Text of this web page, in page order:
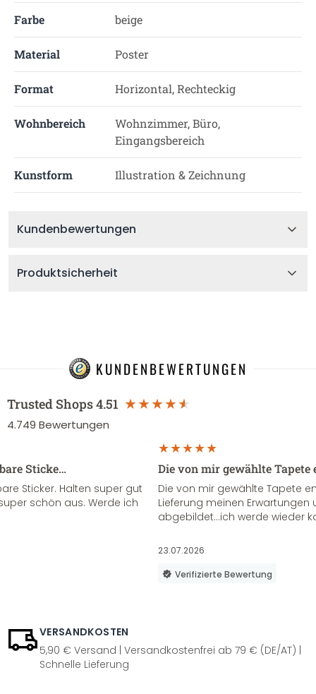
Farbe beige
Material Poster
Format Horizontal, Rechteckig
Wohnbereich
Wohnzimmer, Büro,
Eingangsbereich
Kunstform Illustration & Zeichnung
Kundenbewertungen
Produktsicherheit
KUNDENBEWERTUNGEN
Trusted Shops4.51
4.749 Bewertungen
Sticke…
Sticker. Halten super gut
schön aus. Werde ich
Die von mir gewählte
Die von mir gewählte Tapete
Lieferung meinen Erwartungen
abgebildet...ich werde wieder
23.07.2026
Verifizierte Bewertung
VERSANDKOSTEN
5,90 € Versand | Versandkostenfrei ab 79 € (DE/AT) |
Schnelle Lieferung